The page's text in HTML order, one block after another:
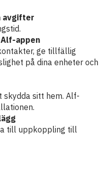
avgifter
appen
ge tillfällig
på dina enheter och
skydda sitt hem. Alf-
till uppkoppling till